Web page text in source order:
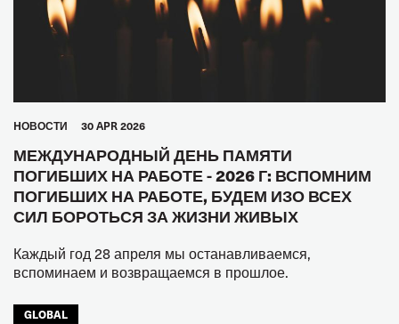
HОВОСТИ 30 APR 2026
МЕЖДУНАРОДНЫЙ ДЕНЬ ПАМЯТИ
ПОГИБШИХ НА РАБОТЕ - 2026 Г: ВСПОМНИМ
ПОГИБШИХ НА РАБОТЕ, БУДЕМ ИЗО ВСЕХ
СИЛ БОРОТЬСЯ ЗА ЖИЗНИ ЖИВЫХ
Каждый год 28 апреля мы останавливаемся,
вспоминаем и возвращаемся в прошлое.
GLOBAL